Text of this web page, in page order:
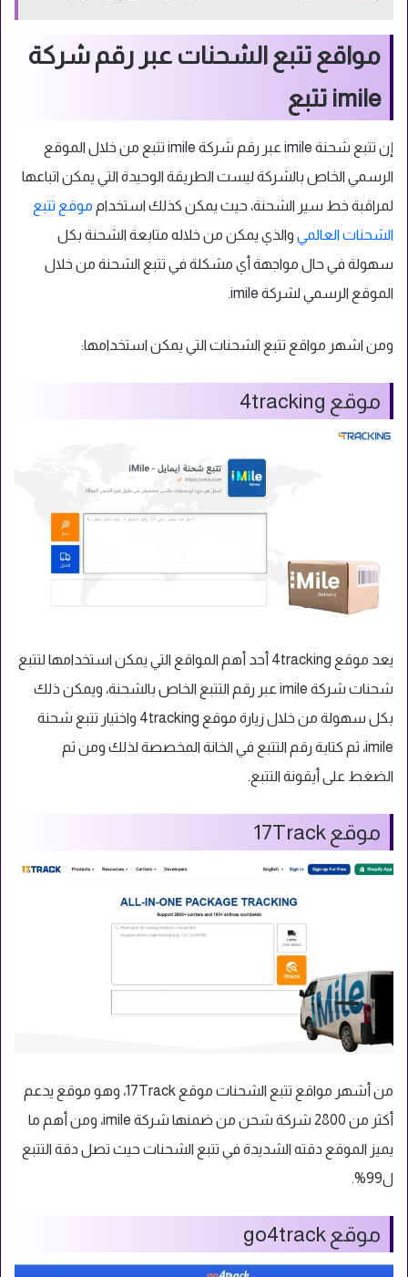
مواقع تتبع الشحنات عبر رقم شركة
imile تتبع
إن تتبع شحنة imile عبر رقم شركة imile تتبع من خلال الموقع
الرسمي الخاص بالشركة ليست الطريقة الوحيدة التي يمكن اتباعها
لمراقبة خط سير الشحنة، حيث يمكن كذلك استخدام موقع تتبع
الشحنات العالمي والذي يمكن من خلاله متابعة الشحنة بكل
سهولة في حال مواجهة أي مشكلة في تتبع الشحنة من خلال
الموقع الرسمي لشركة imile.
ومن اشهر مواقع تتبع الشحنات التي يمكن استخدامها:
موقع 4tracking
يعد موقع 4tracking أحد أهم المواقع التي يمكن استخدامها لتتبع
شحنات شركة imile عبر رقم التتبع الخاص بالشحنة، ويمكن ذلك
بكل سهولة من خلال زيارة موقع 4tracking واختيار تتبع شحنة
imile، ثم كتابة رقم التتبع في الخانة المخصصة لذلك ومن ثم
الضغط على أيقونة التتبع.
موقع 17Track
من أشهر مواقع تتبع الشحنات موقع 17Track، وهو موقع يدعم
أكثر من 2800 شركة شحن من ضمنها شركة imile، ومن أهم ما
يميز الموقع دقته الشديدة في تتبع الشحنات حيث تصل دقة التتبع
ل99%.
موقع go4track